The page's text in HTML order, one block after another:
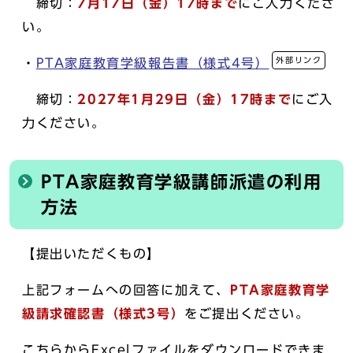
締切： 7月17日（金）17時までにご入力くださ
い。
・ PTA家庭教育学級報告書（様式4号） 外部リンク
締切： 2027年1月29日（金）17時までにご入
力ください。
PTA家庭教育学級講師派遣の利用
方法
【提出いただくもの】
上記フォームへの回答に加えて、
PTA家庭教育学
級請求確認書（様式3号） をご提出ください。
こちらからExcelファイルをダウンロードできま